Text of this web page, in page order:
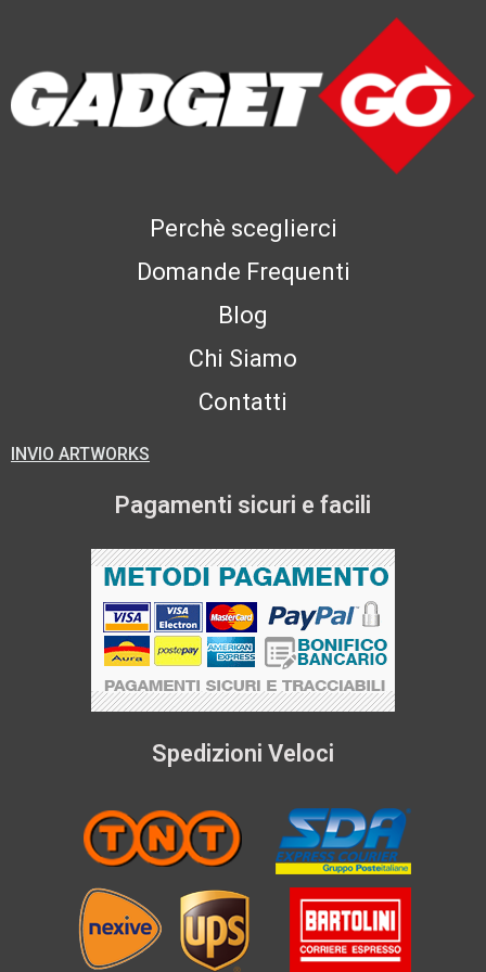
Perchè sceglierci
Domande Frequenti
Blog
Chi Siamo
Contatti
INVIO ARTWORKS
Pagamenti sicuri e facili
Spedizioni Veloci